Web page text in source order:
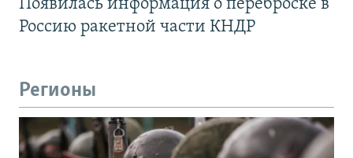
Появилась информация о переброске в
Россию ракетной части КНДР
Регионы